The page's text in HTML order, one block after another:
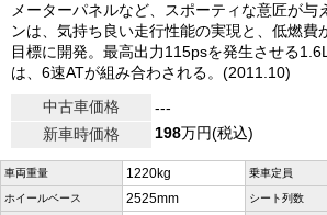
メーターパネルなど、スポーティな意匠が与
ンは、気持ち良い走行性能の実現と、低燃費
目標に開発。最高出力115psを発生させる
は、6速ATが組み合わされる。(2011.10)
中古車価格
---
新車時価格
198万円(税込)
車両重量 1220kg 乗車定員
ホイールベース 2525mm シート列数